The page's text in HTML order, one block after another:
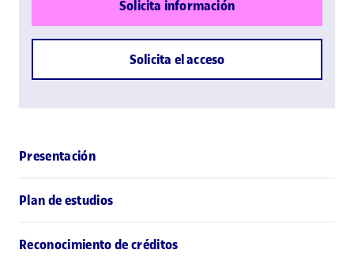
Solicita información
Solicita el acceso
Presentación
Plan de estudios
Reconocimiento de créditos